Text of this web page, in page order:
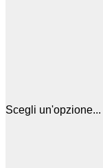
Scegli un'opzione...